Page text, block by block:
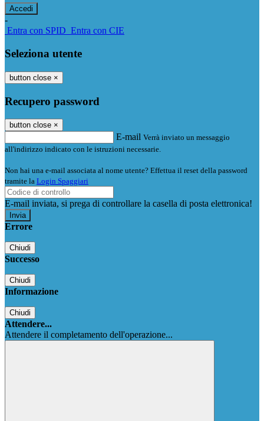
-
Entra con SPID Entra con CIE
Seleziona utente
button close ×
Recupero password
button close ×
E-mail Verrà inviato un messaggio
all'indirizzo indicato con le istruzioni necessarie.
Non hai una e-mail associata al nome utente? Effettua il reset della password
tramite la Login Spaggiari
E-mail inviata, si prega di controllare la casella di posta elettronica!
Errore
Chiudi
Successo
Chiudi
Informazione
Chiudi
Attendere...
Attendere il completamento dell'operazione...